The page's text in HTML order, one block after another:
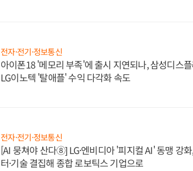
전자·전기·정보통신
아이폰18 '메모리 부족'에 출시 지연되나, 삼성디스
LG이노텍 '탈애플' 수익 다각화 속도
전자·전기·정보통신
[AI 뭉쳐야 산다⑧] LG·엔비디아 '피지컬 AI' 동맹 강화
터·기술 결집해 종합 로보틱스 기업으로